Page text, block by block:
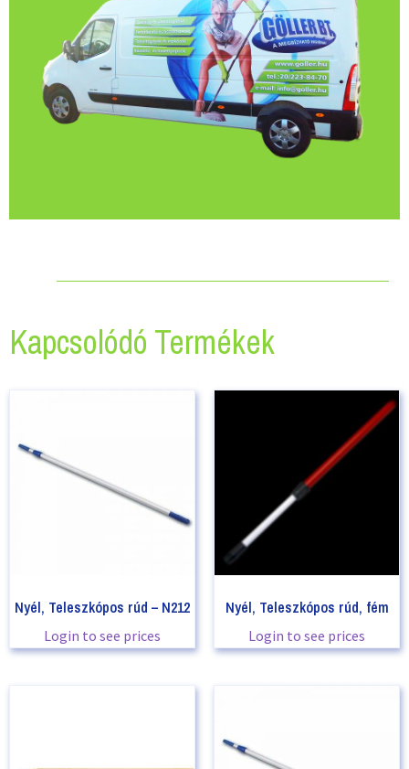
Kapcsolódó Termékek
Nyél, Teleszkópos rúd – N212
Login to see prices
Nyél, Teleszkópos rúd, fém
Login to see prices